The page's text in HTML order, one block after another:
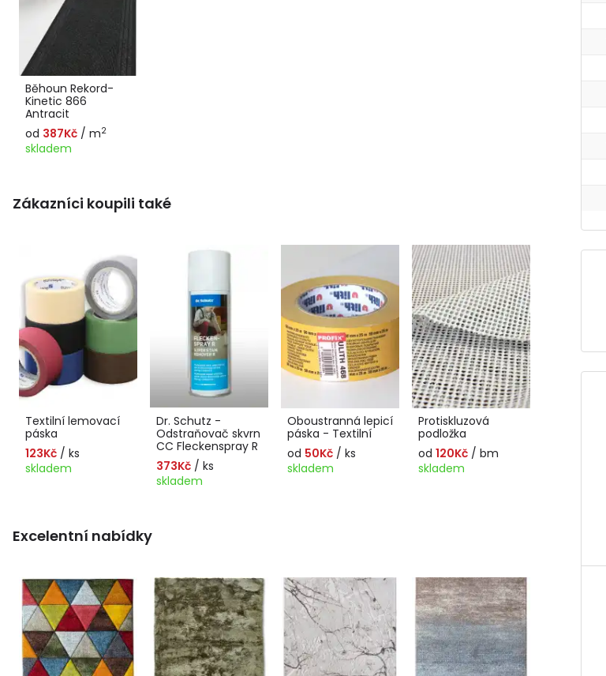
Běhoun Rekord-
Kinetic 866
Antracit
od 387Kč / m2
skladem
Zákazníci koupili také
Textilní lemovací
páska
123Kč / ks
skladem
Dr. Schutz -
Odstraňovač skvrn
CC Fleckenspray R
373Kč / ks
skladem
Oboustranná lepicí
páska - Textilní
od 50Kč / ks
skladem
Protiskluzová
podložka
od 120Kč / bm
skladem
Excelentní nabídky